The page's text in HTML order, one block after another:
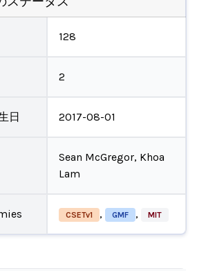
128
2
日 2017-08-01
Sean McGregor, Khoa
Lam
CSETv1 , GMF , MIT